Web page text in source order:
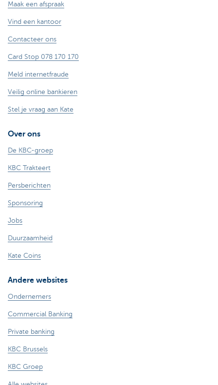
Maak een afspraak
Vind een kantoor
Contacteer ons
Card Stop 078 170 170
Meld internetfraude
Veilig online bankieren
Stel je vraag aan Kate
Over ons
De KBC-groep
KBC Trakteert
Persberichten
Sponsoring
Jobs
Duurzaamheid
Kate Coins
Andere websites
Ondernemers
Commercial Banking
Private banking
KBC Brussels
KBC Groep